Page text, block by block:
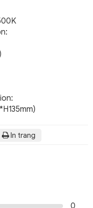
In trang
0